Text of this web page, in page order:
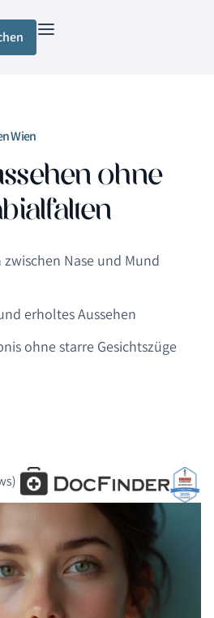
Wien
ohne
Nase und Mund
erholtes Aussehen
ohne starre Gesichtszüge